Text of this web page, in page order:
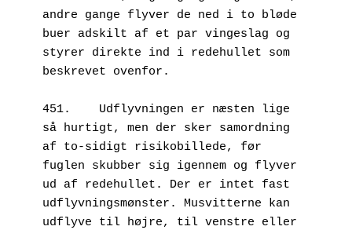
andre gange flyver de ned i to bløde
buer adskilt af et par vingeslag og
styrer direkte ind i redehullet som
beskrevet ovenfor.
451.	Udflyvningen er næsten lige
så hurtigt, men der sker samordning
af to-sidigt risikobillede, før
fuglen skubber sig igennem og flyver
ud af redehullet. Der er intet fast
udflyvningsmønster. Musvitterne kan
udflyve til højre, til venstre eller